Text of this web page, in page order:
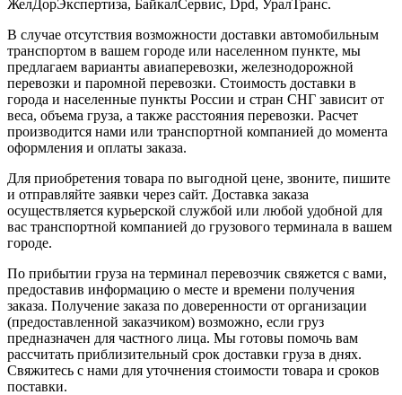
ЖелДорЭкспертиза, БайкалСервис, Dpd, УралТранс.
В случае отсутствия возможности доставки автомобильным
транспортом в вашем городе или населенном пункте, мы
предлагаем варианты авиаперевозки, железнодорожной
перевозки и паромной перевозки. Стоимость доставки в
города и населенные пункты России и стран СНГ зависит от
веса, объема груза, а также расстояния перевозки. Расчет
производится нами или транспортной компанией до момента
оформления и оплаты заказа.
Для приобретения товара по выгодной цене, звоните, пишите
и отправляйте заявки через сайт. Доставка заказа
осуществляется курьерской службой или любой удобной для
вас транспортной компанией до грузового терминала в вашем
городе.
По прибытии груза на терминал перевозчик свяжется с вами,
предоставив информацию о месте и времени получения
заказа. Получение заказа по доверенности от организации
(предоставленной заказчиком) возможно, если груз
предназначен для частного лица. Мы готовы помочь вам
рассчитать приблизительный срок доставки груза в днях.
Свяжитесь с нами для уточнения стоимости товара и сроков
поставки.